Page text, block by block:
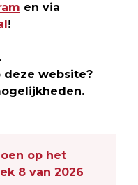
en via
!
.
website?
op het
8 van 2026